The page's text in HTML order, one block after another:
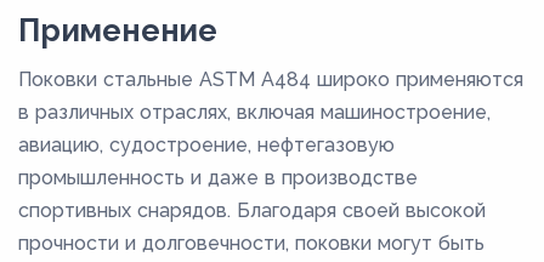
Применение
Поковки стальные ASTM A484 широко применяются
в различных отраслях, включая машиностроение,
авиацию, судостроение, нефтегазовую
промышленность и даже в производстве
спортивных снарядов. Благодаря своей высокой
прочности и долговечности, поковки могут быть